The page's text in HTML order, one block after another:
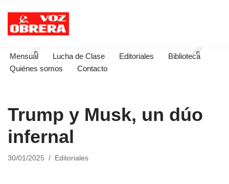
Saltar
contenido
Mensual Lucha de Clase Editoriales
Biblioteca
Quiénes somos
Contacto
Trump y Musk, un dúo
infernal
30/01/2025 Editoriales